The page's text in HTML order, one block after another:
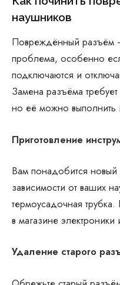
наушников
Повреждённый разъём
проблема, особенно
подключаются и
Замена разъёма
но её можно выполнить
Приготовление
Вам понадобится
зависимости от ваших
термоусадочная
в магазине электроники
Удаление старого